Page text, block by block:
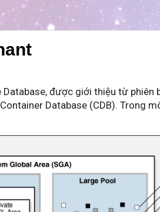
được giới thiệu từ phiên
Database (CDB). Trong